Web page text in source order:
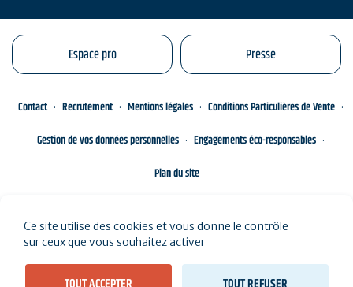
Espace pro Presse
Contact Recrutement Mentions légales
Conditions Particulières de Vente
Gestion de vos données personnelles
Engagements éco-responsables
Plan du site
Ce site utilise des cookies et vous donne le contrôle
sur ceux que vous souhaitez activer